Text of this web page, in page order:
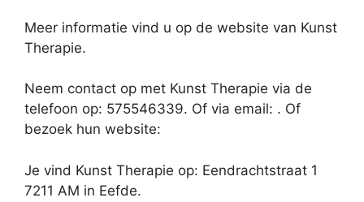
Meer informatie vind u op de website van Kunst
Therapie.
Neem contact op met Kunst Therapie via de
telefoon op: 575546339. Of via email: . Of
bezoek hun website:
Je vind Kunst Therapie op: Eendrachtstraat 1
7211 AM in Eefde.